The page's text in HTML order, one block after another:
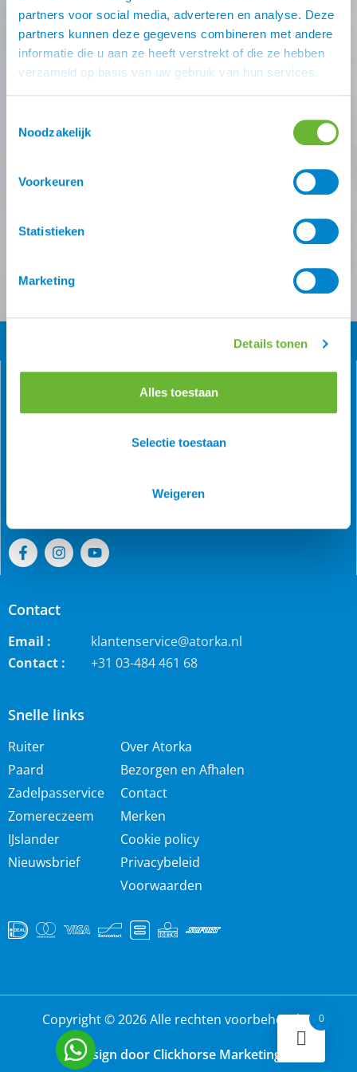
partners voor social media, adverteren en analyse. Deze
partners kunnen deze gegevens combineren met andere
informatie die u aan ze heeft verstrekt of die ze hebben
verzameld op basis van uw gebruik van hun services.
Noodzakelijk
Voorkeuren
Statistieken
Marketing
Details tonen
Alles toestaan
Selectie toestaan
Weigeren
Nooit meer de beste Atorka
deals missen?
je eerste online bestelling van ons.
Ontvang onze nieuwsbrief
Versturen
Snelle links
Ruiter
Paard
Zadelpasservice
Zomereczeem
IJslander
Nieuwsbrief
Over Atorka
Bezorgen en Afhalen
Contact
Merken
Cookie policy
Privacybeleid
Voorwaarden
de Benelux is Atorka bekend. Maar ook bij andere
jodhpur rijbroeken, waterdichte ruiterjassen en zo veel
Contact
Email :
klantenservice@atorka.nl
Contact :
+31 03-484 461 68
Copyright © 2026 Alle rechten voorbehouden
Design door Clickhorse Marketing
0